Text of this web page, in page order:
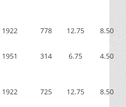
1922 778 12.75 8.50
1951 314 6.75 4.50
1922 725 12.75 8.50